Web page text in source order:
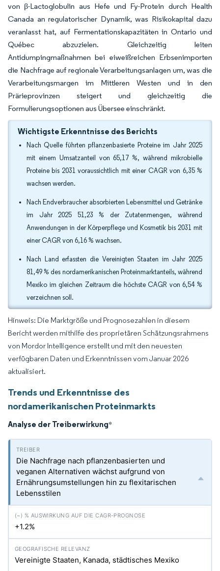
von β-Lactoglobulin aus Hefe und Fy-Protein durch Health
Canada an regulatorischer Dynamik, was Risikokapital dazu
veranlasst hat, auf Fermentationskapazitäten in Ontario und
Québec abzuzielen. Gleichzeitig leiten
Antidumpingmaßnahmen bei eiweißreichen Erbsenimporten
die Nachfrage auf regionale Verarbeitungsanlagen um, was die
Verarbeitungsmargen im Mittleren Westen und in den
Prärieprovinzen steigert und gleichzeitig die
Formulierungsoptionen aus Übersee einschränkt.
Wichtigste Erkenntnisse des Berichts
Nach Quelle führten pflanzenbasierte Proteine im Jahr 2025
mit einem Umsatzanteil von 65,17 %, während mikrobielle
Proteine bis 2031 voraussichtlich mit einer CAGR von 6,35 %
wachsen werden.
Nach Endverbraucher absorbierten Lebensmittel und Getränke
im Jahr 2025 51,23 % der Zutatenmengen, während
Anwendungen in der Körperpflege und Kosmetik bis 2031 mit
einer CAGR von 6,16 % wachsen.
Nach Land erfassten die Vereinigten Staaten im Jahr 2025
81,49 % des nordamerikanischen Proteinmarktanteils, während
Mexiko im gleichen Zeitraum die höchste CAGR von 6,54 %
verzeichnen soll.
Hinweis: Die Marktgröße und Prognosezahlen in diesem
Bericht werden mithilfe des proprietären Schätzungsrahmens
von Mordor Intelligence erstellt und mit den neuesten
verfügbaren Daten und Erkenntnissen vom Januar 2026
aktualisiert.
Trends und Erkenntnisse des
nordamerikanischen Proteinmarkts
Analyse der Treiberwirkung*
Die Nachfrage nach pflanzenbasierten und
veganen Alternativen wächst aufgrund von
Ernährungsumstellungen hin zu flexitarischen
Lebensstilen
+1.2%
Vereinigte Staaten, Kanada, städtisches Mexiko